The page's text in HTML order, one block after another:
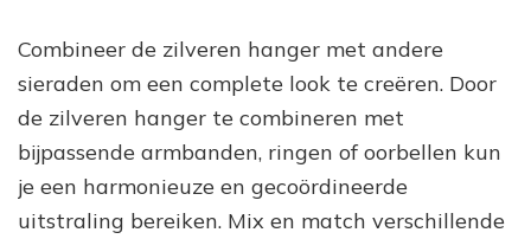
Combineer de zilveren hanger met andere
sieraden om een complete look te creëren. Door
de zilveren hanger te combineren met
bijpassende armbanden, ringen of oorbellen kun
je een harmonieuze en gecoördineerde
uitstraling bereiken. Mix en match verschillende